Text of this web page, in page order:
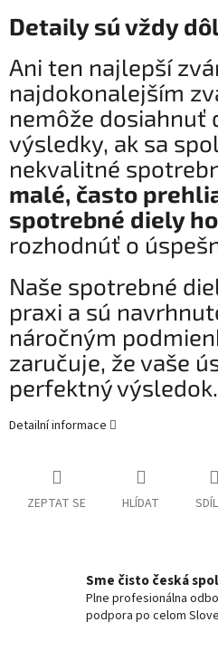
Detaily sú vždy
Ani ten najlepší
najdokonalejším
nemôže dosiahnuť
výsledky, ak sa
nekvalitné
malé, často
spotrebné diely
rozhodnúť o
Naše spotrebné
praxi a sú
náročným
zaručuje, že vaše
perfektný výsledok.
Detailní informace
ZEPTAT SE HLÍDAT
Sme čisto česká
Plne profesionálna
podpora po celom